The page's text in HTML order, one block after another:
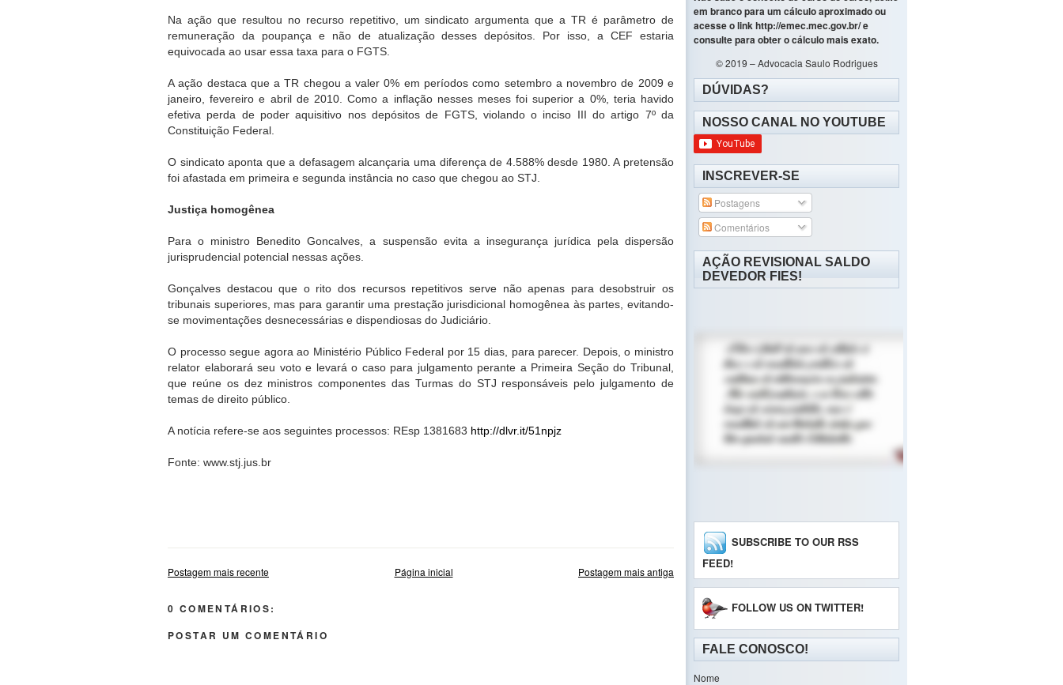
Na ação que resultou no recurso repetitivo, um sindicato argumenta que a TR é parâmetro de
remuneração da poupança e não de atualização desses depósitos. Por isso, a CEF estaria
equivocada ao usar essa taxa para o FGTS.
A ação destaca que a TR chegou a valer 0% em períodos como setembro a novembro de 2009 e
janeiro, fevereiro e abril de 2010. Como a inflação nesses meses foi superior a 0%, teria havido
efetiva perda de poder aquisitivo nos depósitos de FGTS, violando o inciso III do artigo 7º da
Constituição Federal.
O sindicato aponta que a defasagem alcançaria uma diferença de 4.588% desde 1980. A pretensão
foi afastada em primeira e segunda instância no caso que chegou ao STJ.
Justiça homogênea
Para o ministro Benedito Goncalves, a suspensão evita a insegurança jurídica pela dispersão
jurisprudencial potencial nessas ações.
Gonçalves destacou que o rito dos recursos repetitivos serve não apenas para desobstruir os
tribunais superiores, mas para garantir uma prestação jurisdicional homogênea às partes, evitando-
se movimentações desnecessárias e dispendiosas do Judiciário.
O processo segue agora ao Ministério Público Federal por 15 dias, para parecer. Depois, o ministro
relator elaborará seu voto e levará o caso para julgamento perante a Primeira Seção do Tribunal,
que reúne os dez ministros componentes das Turmas do STJ responsáveis pelo julgamento de
temas de direito público.
A notícia refere-se aos seguintes processos: REsp 1381683 http://dlvr.it/51npjz
Fonte: www.stj.jus.br
Postagem mais recente Postagem mais antiga
Página inicial
0 COMENTÁRIOS:
POSTAR UM COMENTÁRIO
em branco para um cálculo aproximado ou
acesse o linkhttp://emec.mec.gov.br/e
consulte para obter o cálculo mais exato.
© 2019 – Advocacia Saulo Rodrigues
DÚVIDAS?
NOSSO CANAL NO YOUTUBE
INSCREVER-SE
Postagens
Comentários
AÇÃO REVISIONAL SALDO
DEVEDOR FIES!
SUBSCRIBE TO OUR RSS
FEED!
FOLLOW US ON TWITTER!
FALE CONOSCO!
Nome